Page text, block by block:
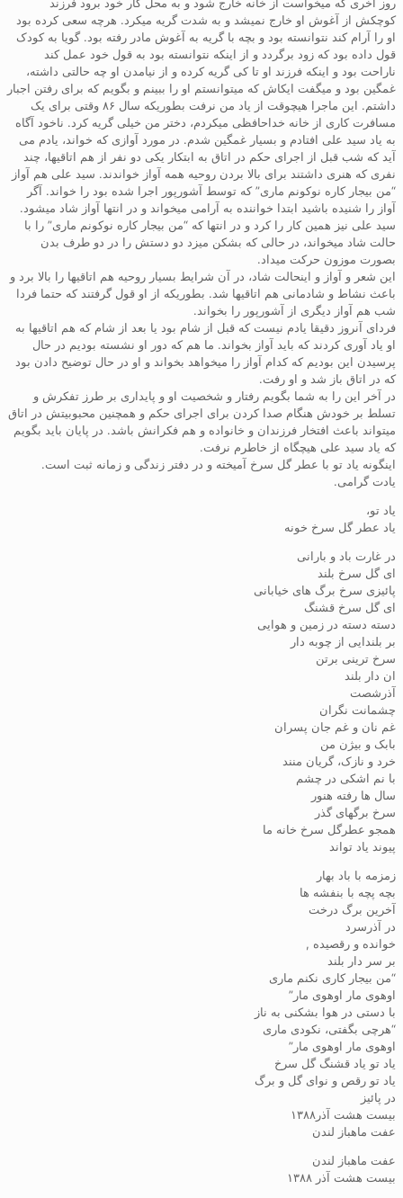
روز آخری که میخواست از خانه خارج شود و به محل کار خود برود فرزند
کوچکش از آغوش او خارج نمیشد و به شدت گریه میکرد. هرچه سعی کرده بود
او را آرام کند نتوانسته بود و بچه با گریه به آغوش مادر رفته بود. گویا به کودک
قول داده بود که زود برگردد و از اینکه نتوانسته بود به قول خود عمل کند
ناراحت بود و اینکه فرزند او تا کی گریه کرده و از نیامدن او چه حالتی داشته،
غمگین بود و میگفت ایکاش که میتوانستم او را ببینم و بگویم که برای رفتن اجبار
داشتم. این ماجرا هیچوقت از یاد من نرفت بطوریکه سال ۸۶ وقتی برای یک
مسافرت کاری از خانه خداحافظی میکردم، دختر من خیلی گریه کرد. ناخود آگاه
به یاد سید علی افتادم و بسیار غمگین شدم. در مورد آوازی که خواند، یادم می
آید که شب قبل از اجرای حکم در اتاق به ابتکار یکی دو نفر از هم اتاقیها، چند
نفری که هنری داشتند برای بالا بردن روحیه همه آواز خواندند. سید علی هم آواز
“من بیجار کاره نوکونم ماری” که توسط آشورپور اجرا شده بود را خواند. آگر
آواز را شنیده باشید ابتدا خواننده به آرامی میخواند و در انتها آواز شاد میشود.
سید علی نیز همین کار را کرد و در انتها که “من بیجار کاره نوکونم ماری” را با
حالت شاد میخواند، در حالی که بشکن میزد دو دستش را در دو طرف بدن
بصورت موزون حرکت میداد.
این شعر و آواز و اینحالت شاد، در آن شرایط بسیار روحیه هم اتاقیها را بالا برد و
باعث نشاط و شادمانی هم اتاقیها شد. بطوریکه از او قول گرفتند که حتما فردا
شب هم آواز دیگری از آشورپور را بخواند.
فردای آنروز دقیقا یادم نیست که قبل از شام بود یا بعد از شام که هم اتاقیها به
او یاد آوری کردند که باید آواز بخواند. ما هم که دور او نشسته بودیم در حال
پرسیدن این بودیم که کدام آواز را میخواهد بخواند و او در حال توضیح دادن بود
که در اتاق باز شد و او رفت.
در آخر این را به شما بگویم رفتار و شخصیت او و پایداری بر طرز تفکرش و
تسلط بر خودش هنگام صدا کردن برای اجرای حکم و همچنین محبوبیتش در اتاق
میتواند باعث افتخار فرزندان و خانواده و هم فکرانش باشد. در پایان باید بگویم
که یاد سید علی هیچگاه از خاطرم نرفت.
اینگونه یاد تو با عطر گل سرخ آمیخته و در دفتر زندگی و زمانه ثبت است.
یادت گرامی.
یاد تو،
یاد عطر گل سرخ خونه
در غارت باد و بارانی
ای گل سرخ بلند
پائیزی سرخ برگ های خیابانی
ای گل سرخ قشنگ
دسته دسته در زمین و هوایی
بر بلندایی از چوبه دار
سرخ ترینی برتن
ان دار بلند
آذرشصت
چشمانت نگران
غم نان و غم جان پسران
بابک و بیژن من
خرد و نازک، گریان منند
با نم اشکی در چشم
سال ها رفته هنور
سرخ برگهای گذر
همجو عطرگل سرخ خانه ما
پیوند یاد تواند
زمزمه با باد بهار
بچه پچه با بنفشه ها
آخرین برگ درخت
در آذرسرد
خوانده و رقصیده ,
بر سر دار بلند
“من بیجار کاری نکنم ماری
اوهوی مار اوهوی مار”
با دستی در هوا بشکنی به ناز
“هرچی بگفتی، نکودی ماری
اوهوی مار اوهوی مار”
یاد تو یاد قشنگ گل سرخ
یاد تو رقص و نوای گل و برگ
در پائیز
بیست هشت آذر۱۳۸۸
عفت ماهباز لندن
عفت ماهباز لندن
بیست هشت آذر ۱۳۸۸